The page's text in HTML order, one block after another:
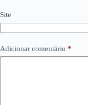
Site
Adicionar comentário *